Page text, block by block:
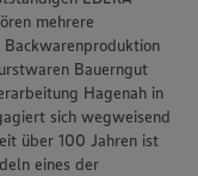
mehrere
Bauerngut
Hagenah in
sich wegweisend
über 100 Jahren ist
eines der